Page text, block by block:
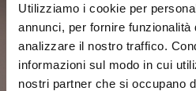
Utilizziamo i cookie per
annunci, per fornire
analizzare il nostro traffico.
informazioni sul modo in cui
nostri partner che si occupano